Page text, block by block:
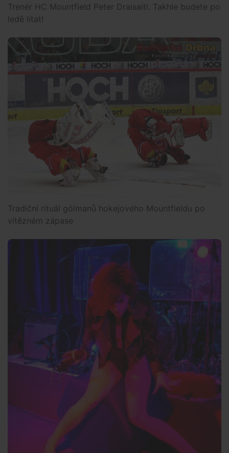
Trenér HC Mountfield Peter Draisaitl. Takhle budete po
ledě lítat!
Tradiční rituál gólmanů hokejového Mountfieldu po
vítězném zápase